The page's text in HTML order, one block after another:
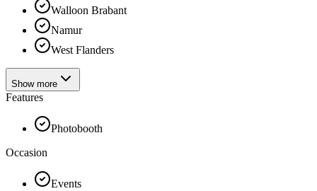
Walloon Brabant
Namur
West Flanders
Show more
Features
Photobooth
Occasion
Events